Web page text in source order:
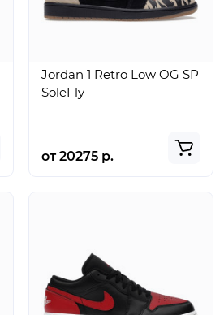
Jordan 1 Retro Low OG SP
SoleFly
от 20275 р.